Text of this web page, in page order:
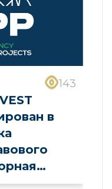
143
в